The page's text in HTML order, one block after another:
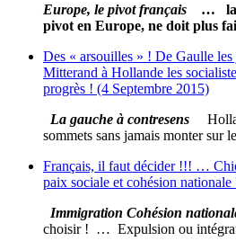
Europe, le pivot français … la
pivot en Europe, ne doit plus
Des « arsouilles » ! De Gaulle
Mitterand à Hollande les
progrès ! (4 Septembre 2015)
La gauche à contresens
sommets sans jamais monter sur
Français, il faut décider !!! …
paix sociale et cohésion
Immigration Cohésion
choisir ! … Expulsion ou